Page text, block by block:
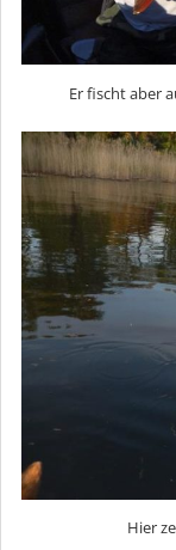
Er fischt aber
Hier